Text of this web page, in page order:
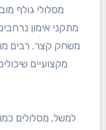
אילו
לשיפור הביצועים?
המסלולים
השחקנים ואת